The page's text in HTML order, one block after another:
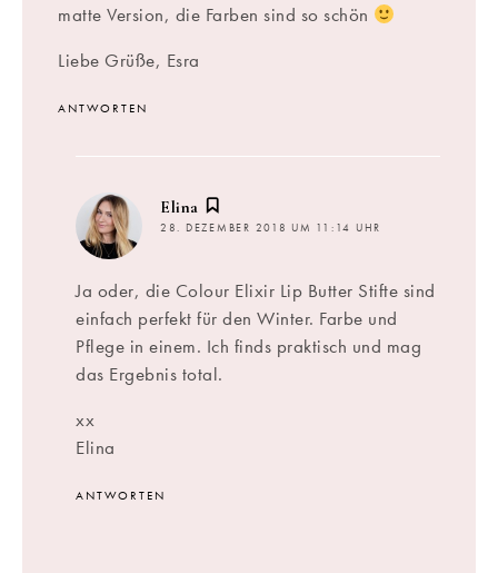
matte Version, die Farben sind so schön
Liebe Grüße, Esra
ANTWORTEN
Elina
28. DEZEMBER 2018 UM 11:14 UHR
Ja oder, die Colour Elixir Lip Butter Stifte sind
einfach perfekt für den Winter. Farbe und
Pflege in einem. Ich finds praktisch und mag
das Ergebnis total.
xx
Elina
ANTWORTEN